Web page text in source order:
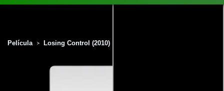
Película > Losing Control (2010)